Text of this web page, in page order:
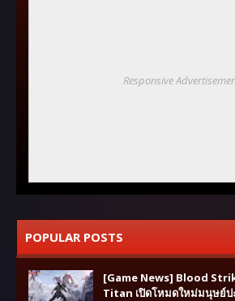
Responsive
POPULAR POSTS
[Game News] Blood
Titan เปิดโหมดใหม่มนุษย์